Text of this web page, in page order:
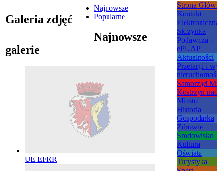
Galeria zdjęć
Najnowsze
Popularne
Najnowsze
galerie
UE EFRR
Strona
Kontakt
Skrzynka
Podawcza -
ePUAP
Aktualności
Przetargi i
Samorząd
Kostrzyn
Miasto
Historia
Gospodarka
Zdrowie
Środowisko
Kultura
Oświata
Turystyka